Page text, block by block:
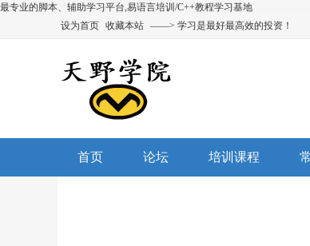
最专业的脚本、辅助学习平台,易语言培训/C++教程学习基地
设为首页 收藏本站 ——> 学习是最好最高效的投资！
首页 论坛 培训课程